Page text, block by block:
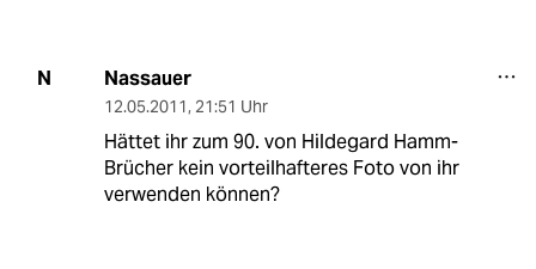
N Nassauer
12.05.2011, 21:51 Uhr
Hättet ihr zum 90. von Hildegard Hamm-
Brücher kein vorteilhafteres Foto von ihr
verwenden können?